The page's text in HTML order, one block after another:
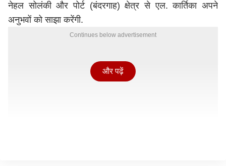
नेहल सोलंकी और पोर्ट (बंदरगाह) क्षेत्र से एल. कार्तिका अपने
अनुभवों को साझा करेंगी.
Continues below advertisement
और पढ़ें